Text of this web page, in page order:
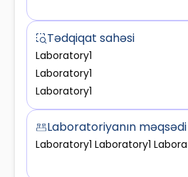
Tədqiqat sahəsi
Laboratory1
Laboratory1
Laboratory1
Laboratoriyanın məqsədi
Laboratory1 Laboratory1